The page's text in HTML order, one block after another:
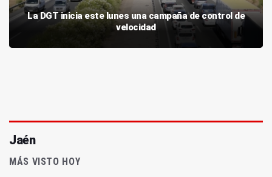
La DGT inicia este lunes una campaña de control de
velocidad
Jaén
MÁS VISTO HOY